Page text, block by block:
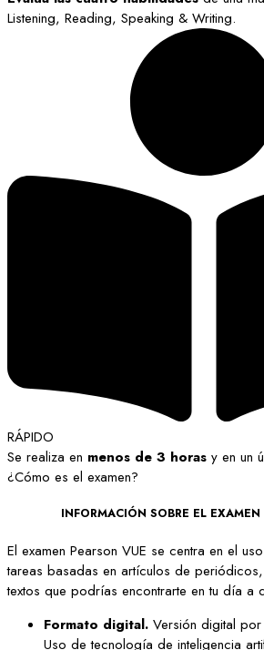
Listening, Reading, Speaking & Writing.
RÁPIDO
Se realiza en menos de 3 horas y en un
¿Cómo es el examen?
INFORMACIÓN SOBRE EL EXAMEN
El examen Pearson VUE se centra en el
tareas basadas en artículos de
textos que podrías encontrarte en tu día a
Formato digital. Versión digital
Uso de tecnología de inteligencia